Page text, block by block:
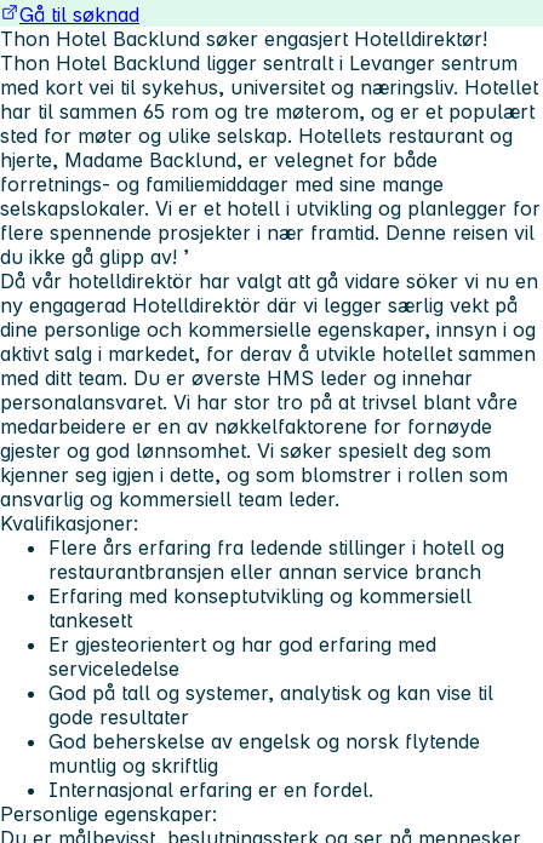
Gå til søknad
Thon Hotel Backlund søker engasjert Hotelldirektør!
Thon Hotel Backlund ligger sentralt i Levanger sentrum
med kort vei til sykehus, universitet og næringsliv. Hotellet
har til sammen 65 rom og tre møterom, og er et populært
sted for møter og ulike selskap. Hotellets restaurant og
hjerte, Madame Backlund, er velegnet for både
forretnings- og familiemiddager med sine mange
selskapslokaler. Vi er et hotell i utvikling og planlegger for
flere spennende prosjekter i nær framtid. Denne reisen vil
du ikke gå glipp av! ’
Då vår hotelldirektör har valgt att gå vidare söker vi nu en
ny engagerad Hotelldirektör där vi legger særlig vekt på
dine personlige och kommersielle egenskaper, innsyn i og
aktivt salg i markedet, for derav å utvikle hotellet sammen
med ditt team. Du er øverste HMS leder og innehar
personalansvaret. Vi har stor tro på at trivsel blant våre
medarbeidere er en av nøkkelfaktorene for fornøyde
gjester og god lønnsomhet. Vi søker spesielt deg som
kjenner seg igjen i dette, og som blomstrer i rollen som
ansvarlig og kommersiell team leder.
Kvalifikasjoner:
Flere års erfaring fra ledende stillinger i hotell og
restaurantbransjen eller annan service branch
Erfaring med konseptutvikling og kommersiell
tankesett
Er gjesteorientert og har god erfaring med
serviceledelse
God på tall og systemer, analytisk og kan vise til
gode resultater
God beherskelse av engelsk og norsk flytende
muntlig og skriftlig
Internasjonal erfaring er en fordel.
Personlige egenskaper:
Du er målbevisst, beslutningssterk og ser på mennesker